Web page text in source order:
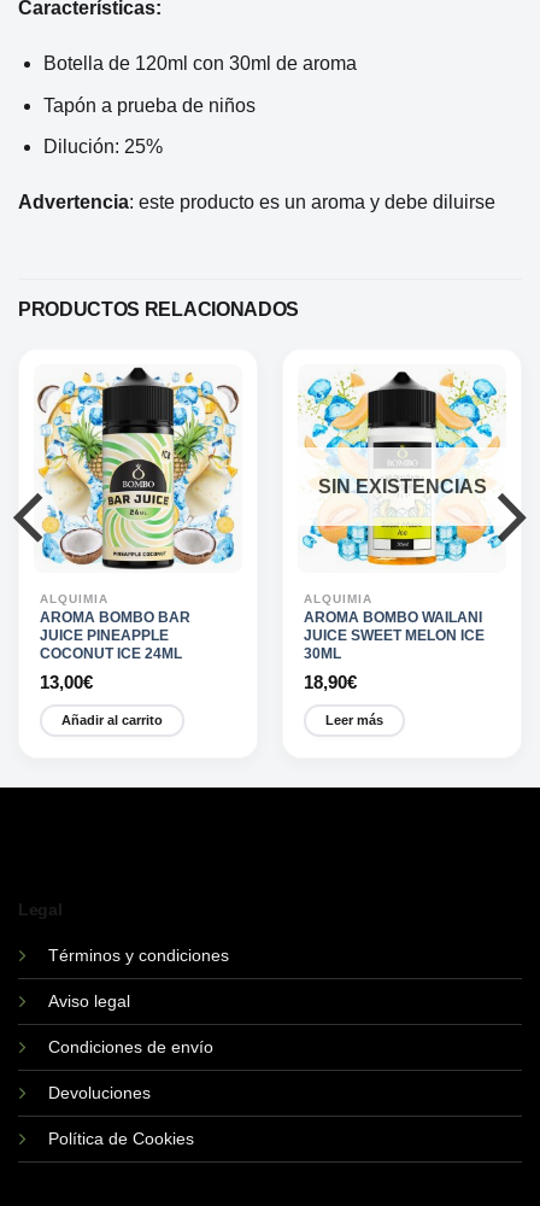
Características:
Botella de 120ml con 30ml de aroma
Tapón a prueba de niños
Dilución: 25%
Advertencia: este producto es un aroma y debe diluirse
PRODUCTOS RELACIONADOS
ALQUIMIA
AROMA BOMBO BAR
JUICE PINEAPPLE
COCONUT ICE 24ML
13,00€
Añadir al carrito
SIN EXISTENCIAS
ALQUIMIA
AROMA BOMBO WAILANI
JUICE SWEET MELON ICE
30ML
18,90€
Leer más
Legal
Términos y condiciones
Aviso legal
Condiciones de envío
Devoluciones
Política de Cookies